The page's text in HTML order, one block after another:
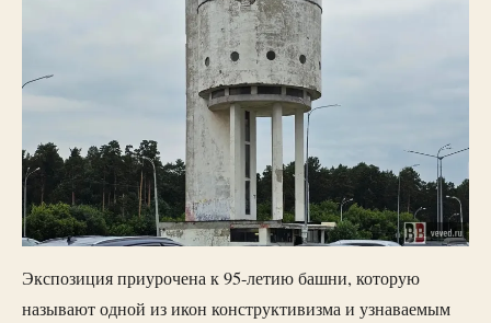
Экспозиция приурочена к 95-летию башни, которую
называют одной из икон конструктивизма и узнаваемым